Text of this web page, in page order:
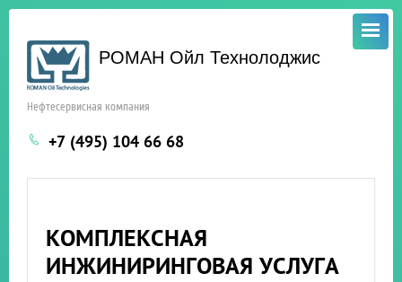
РОМАН Ойл Технолоджис
Нефтесервисная компания
+7 (495) 104 66 68
КОМПЛЕКСНАЯ
ИНЖИНИРИНГОВАЯ УСЛУГА